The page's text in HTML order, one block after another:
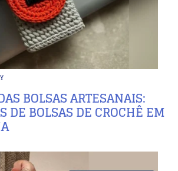
BOLSAS ARTESANAIS:
DE BOLSAS DE CROCHÊ EM